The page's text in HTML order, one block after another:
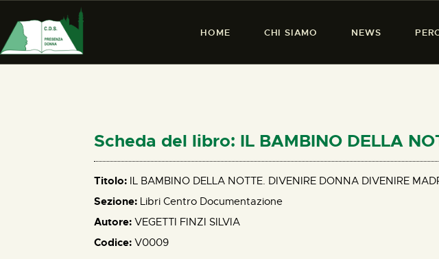
HOME CHI SIAMO NEWS
PERCORSI
Scheda del libro: IL BAMBINO DELLA
Titolo: IL BAMBINO DELLA NOTTE. DIVENIRE DONNA DIVENIRE
Sezione: Libri Centro Documentazione
Autore: VEGETTI FINZI SILVIA
Codice: V0009